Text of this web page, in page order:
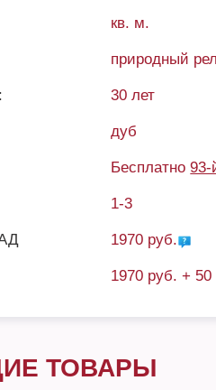
кв. м.
природный
30 лет
дуб
Бесплатно
1-3
1970 руб.
1970 руб. +
ТОВАРЫ